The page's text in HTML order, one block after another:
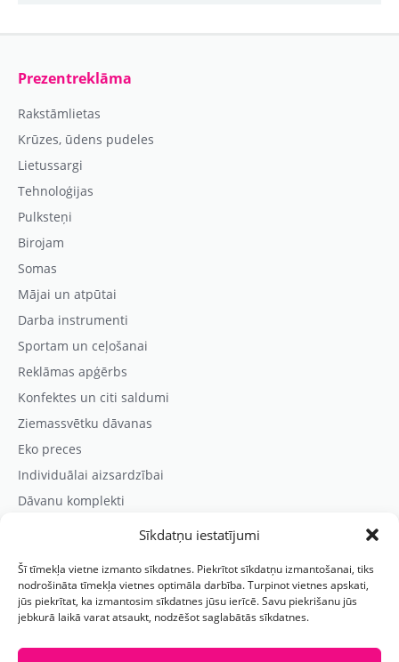
Sīkdatņu iestatījumi
Šī tīmekļa vietne izmanto sīkdatnes. Piekrītot sīkdatņu izmantošanai, tiks
nodrošināta tīmekļa vietnes optimāla darbība. Turpinot vietnes apskati,
jūs piekrītat, ka izmantosim sīkdatnes jūsu ierīcē. Savu piekrišanu jūs
jebkurā laikā varat atsaukt, nodzēšot saglabātās sīkdatnes.
Prezentreklāma
Rakstāmlietas
Krūzes, ūdens pudeles
Lietussargi
Tehnoloģijas
Pulksteņi
Birojam
Somas
Mājai un atpūtai
Darba instrumenti
Sportam un ceļošanai
Reklāmas apģērbs
Konfektes un citi saldumi
Ziemassvētku dāvanas
Eko preces
Individuālai aizsardzībai
Dāvanu komplekti
Kontaktinformācija
Prezentreklāmas aģentūra “PARIS”
Reģ.nr.: 40103625328